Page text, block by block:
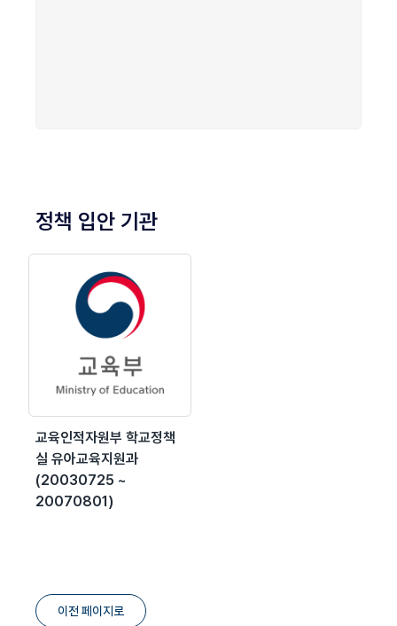
정책 입안 기관
교육인적자원부 학교정책
실 유아교육지원과
(20030725 ~
20070801)
이전 페이지로